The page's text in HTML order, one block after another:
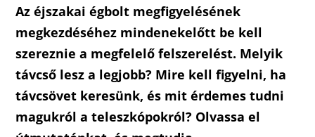
Az éjszakai égbolt megfigyelésének
megkezdéséhez mindenekelőtt be kell
szereznie a megfelelő felszerelést. Melyik
távcső lesz a legjobb? Mire kell figyelni, ha
távcsövet keresünk, és mit érdemes tudni
magukról a teleszkópokról? Olvassa el